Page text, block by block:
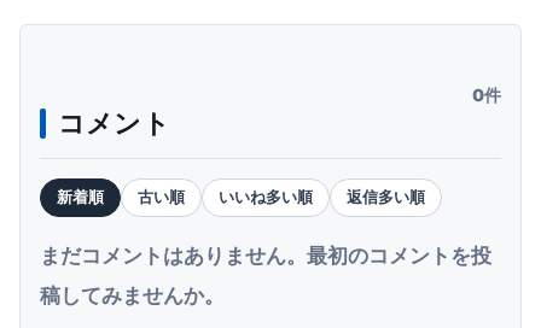
コメント
0件
新着順 古い順 いいね多い順 返信多い順
まだコメントはありません。最初のコメントを投
稿してみませんか。